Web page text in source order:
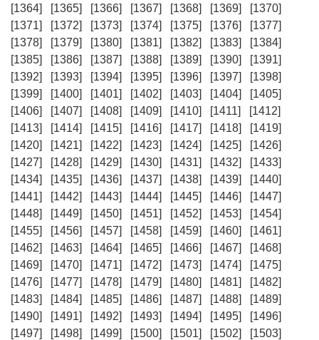
[1364]
[1365] [1366] [1367] [1368] [1369]
[1370]
[1371]
[1372] [1373] [1374] [1375] [1376]
[1377]
[1378]
[1379] [1380] [1381] [1382] [1383]
[1384]
[1385]
[1386] [1387] [1388] [1389] [1390]
[1391]
[1392]
[1393] [1394] [1395] [1396] [1397]
[1398]
[1399]
[1400] [1401] [1402] [1403] [1404]
[1405]
[1406]
[1407] [1408] [1409] [1410] [1411]
[1412]
[1413]
[1414] [1415] [1416] [1417] [1418]
[1419]
[1420]
[1421] [1422] [1423] [1424] [1425]
[1426]
[1427]
[1428] [1429] [1430] [1431] [1432]
[1433]
[1434]
[1435] [1436] [1437] [1438] [1439]
[1440]
[1441]
[1442] [1443] [1444] [1445] [1446]
[1447]
[1448]
[1449] [1450] [1451] [1452] [1453]
[1454]
[1455]
[1456] [1457] [1458] [1459] [1460]
[1461]
[1462]
[1463] [1464] [1465] [1466] [1467]
[1468]
[1469]
[1470] [1471] [1472] [1473] [1474]
[1475]
[1476]
[1477] [1478] [1479] [1480] [1481]
[1482]
[1483]
[1484] [1485] [1486] [1487] [1488]
[1489]
[1490]
[1491] [1492] [1493] [1494] [1495]
[1496]
[1497]
[1498] [1499] [1500] [1501] [1502]
[1503]